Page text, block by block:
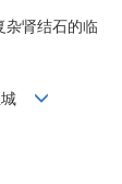
杂肾结石的临
城